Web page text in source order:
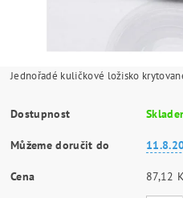
Jednořadé kuličkové ložisko
Dostupnost
Můžeme doručit do
Cena